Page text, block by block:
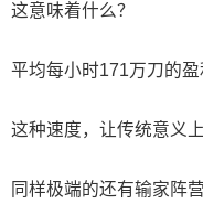
这意味着什么？
平均每小时171万刀的盈
这种速度，让传统意义
同样极端的还有输家阵